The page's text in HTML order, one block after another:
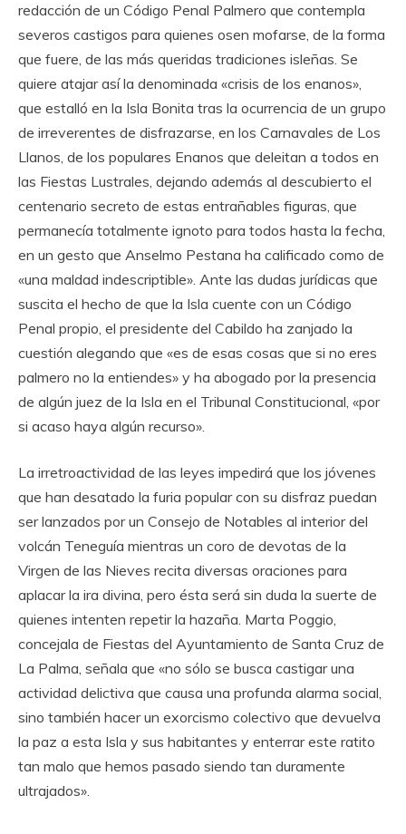
redacción de un Código Penal Palmero que contempla
severos castigos para quienes osen mofarse, de la forma
que fuere, de las más queridas tradiciones isleñas. Se
quiere atajar así la denominada «crisis de los enanos»,
que estalló en la Isla Bonita tras la ocurrencia de un grupo
de irreverentes de disfrazarse, en los Carnavales de Los
Llanos, de los populares Enanos que deleitan a todos en
las Fiestas Lustrales, dejando además al descubierto el
centenario secreto de estas entrañables figuras, que
permanecía totalmente ignoto para todos hasta la fecha,
en un gesto que Anselmo Pestana ha calificado como de
«una maldad indescriptible». Ante las dudas jurídicas que
suscita el hecho de que la Isla cuente con un Código
Penal propio, el presidente del Cabildo ha zanjado la
cuestión alegando que «es de esas cosas que si no eres
palmero no la entiendes» y ha abogado por la presencia
de algún juez de la Isla en el Tribunal Constitucional, «por
si acaso haya algún recurso».
La irretroactividad de las leyes impedirá que los jóvenes
que han desatado la furia popular con su disfraz puedan
ser lanzados por un Consejo de Notables al interior del
volcán Teneguía mientras un coro de devotas de la
Virgen de las Nieves recita diversas oraciones para
aplacar la ira divina, pero ésta será sin duda la suerte de
quienes intenten repetir la hazaña. Marta Poggio,
concejala de Fiestas del Ayuntamiento de Santa Cruz de
La Palma, señala que «no sólo se busca castigar una
actividad delictiva que causa una profunda alarma social,
sino también hacer un exorcismo colectivo que devuelva
la paz a esta Isla y sus habitantes y enterrar este ratito
tan malo que hemos pasado siendo tan duramente
ultrajados».